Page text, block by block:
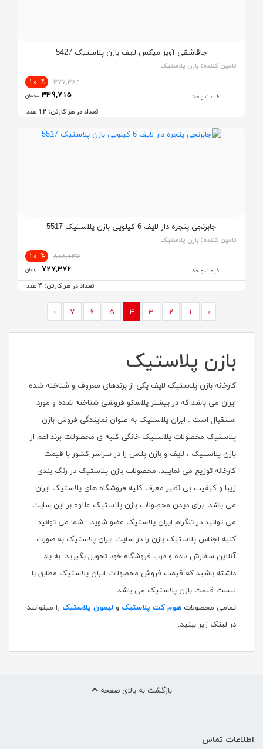
جاقاشقی آویز میکس لایف بازن پلاستیک 5427
تامین کننده: بازن پلاستیک
قیمت واحد
377,389
% 10
339,715 تومان
تعداد در هر کارتن: 12 عدد
جابرنجی پنجره دار لایف 6 کیلویی بازن پلاستیک 5517
تامین کننده: بازن پلاستیک
قیمت واحد
808,137
% 10
727,372 تومان
تعداد در هر کارتن: 4 عدد
‹
1
2
3
4
5
6
7
›
بازن پلاستیک
کارخانه بازن پلاستیک لایف یکی از برندهای معروف و شناخته شده
ایران می باشد که در بیشتر پلاسکو فروشی شناخته شده و مورد
استقبال است . ایران پلاستیک به عنوان نمایندگی فروش بازن
پلاستیک محصولات پلاستیک خانگی کلیه ی محصولات برند اعم از
بازن پلاستیک ، لایف و بازن پلاس را در سراسر کشور با قیمت
کارخانه توزیع می نمایید. محصولات بازن پلاستیک در رنگ بندی
زیبا و کیفیت بی نظیر معرف کلیه فروشگاه های پلاستیک ایران
می باشد. برای دیدن محصولات بازن پلاستیک علاوه بر این سایت
می توانید در تلگرام ایران پلاستیک عضو شوید . شما می توانید
کلیه اجناس پلاستیک بازن را در سایت ایران پلاستیک به صورت
آنلاین سفارش داده و درب فروشگاه خود تحویل بگیرید. به یاد
داشته باشید که قیمت فروش محصولات ایران پلاستیک مطابق با
لیست قیمت بازن پلاستیک می باشد.
تمامی محصولات هوم کت پلاستیک و لیمون پلاستیک را میتوانید
در لینک زیر ببنید.
بازگشت به بالای صفحه
اطلاعات تماس